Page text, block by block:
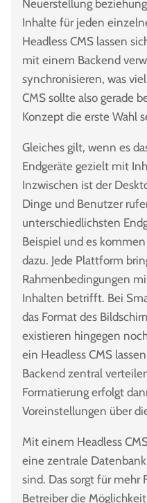
Neuerstellung
Inhalte für jeden
Headless CMS lassen
mit einem Backend
synchronisieren, was
CMS sollte also gerade
Konzept die erste Wahl
Gleiches gilt, wenn es
Endgeräte gezielt mit
Inzwischen ist der
Dinge und Benutzer
unterschiedlichsten
Beispiel und es
dazu. Jede Plattform
Rahmenbedingungen
Inhalten betrifft. Bei
das Format des
existieren hingegen
ein Headless CMS
Backend zentral
Formatierung erfolgt
Voreinstellungen über
Mit einem Headless
eine zentrale
sind. Das sorgt für
Betreiber die